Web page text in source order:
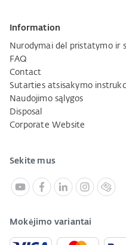
Information
Nurodymai dėl pristatymo ir
FAQ
Contact
Sutarties atsisakymo
Naudojimo sąlygos
Disposal
Corporate Website
Sekite mus
Mokėjimo variantai